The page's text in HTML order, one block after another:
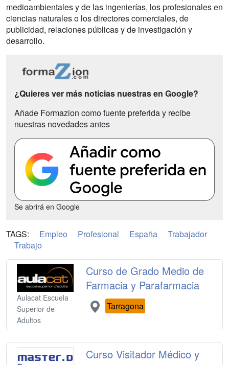
medioambientales y de las ingenierías, los profesionales en
ciencias naturales o los directores comerciales, de
publicidad, relaciones públicas y de investigación y
desarrollo.
¿Quieres ver más noticias nuestras en Google?
Añade Formazion como fuente preferida y recibe
nuestras novedades antes
Se abrirá en Google
TAGS: Empleo Profesional España
Trabajador
Trabajo
Aulacat Escuela
Superior de
Adultos
Curso de Grado Medio de
Farmacia y Parafarmacia
Tarragona
Curso Visitador Médico y